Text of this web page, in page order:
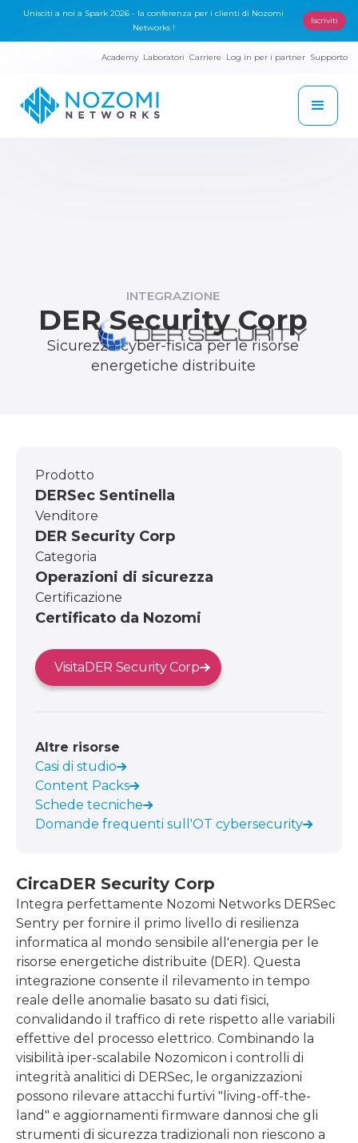
Unisciti a noi a Spark 2026 - la conferenza per i clienti di Nozomi
Networks !
Iscriviti
Academy Laboratori Carriere Log in per i partner Supporto
INTEGRAZIONE
DER Security Corp
Sicurezza cyber-fisica per le risorse
energetiche distribuite
CircaDER Security Corp
Integra perfettamente Nozomi Networks DERSec
Sentry per fornire il primo livello di resilienza
informatica al mondo sensibile all'energia per le
risorse energetiche distribuite (DER). Questa
integrazione consente il rilevamento in tempo
reale delle anomalie basato su dati fisici,
convalidando il traffico di rete rispetto alle variabili
effettive del processo elettrico. Combinando la
visibilità iper-scalabile Nozomicon i controlli di
integrità analitici di DERSec, le organizzazioni
possono rilevare attacchi furtivi "living-off-the-
land" e aggiornamenti firmware dannosi che gli
strumenti di sicurezza tradizionali non riescono a
Prodotto
DERSec Sentinella
Venditore
DER Security Corp
Categoria
Operazioni di sicurezza
Certificazione
Certificato da Nozomi
VisitaDER Security Corp
Altre risorse
Casi di studio
Content Packs
Schede tecniche
Domande frequenti sull'OT cybersecurity